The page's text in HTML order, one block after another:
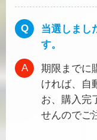
当選しまし
す。
期限までに
ければ、自
お、購入完
せんのでご